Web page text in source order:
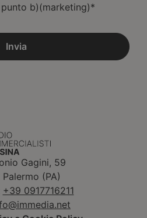
b)(marketing)*
Gagini, 59
(PA)
+39 0917716211